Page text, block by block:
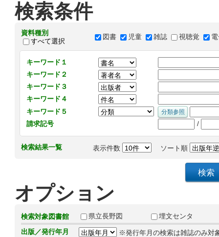
検索条件
資料種別
すべて選択
図書 児童 雑誌 視聴覚
キーワード１
キーワード２
キーワード３
キーワード４
キーワード５
請求記号
/
検索結果一覧 表示件数 ソート順
オプション
検索対象図書館 県立長野図
埋文センタ
出版／発行年月
※発行年月の検索は雑誌のみ対